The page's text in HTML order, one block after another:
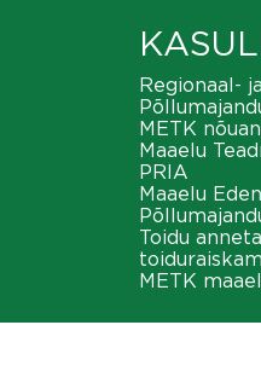
Regionaal- ja
METK
Maaelu
PRIA
Maaelu
Toidu
METK